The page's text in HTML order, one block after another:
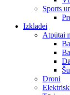
Sports
Izkladei
Atpūtai
Droni